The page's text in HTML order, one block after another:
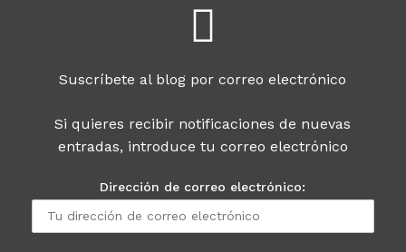
Suscríbete al blog por correo electrónico
Si quieres recibir notificaciones de nuevas
entradas, introduce tu correo electrónico
Dirección de correo electrónico: